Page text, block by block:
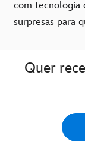
com tecnologia de
surpresas para
Quer